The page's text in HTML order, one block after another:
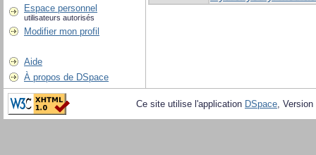
Espace personnel
utilisateurs autorisés
Modifier mon profil
Aide
À propos de DSpace
Ce site utilise l'application DSpace,